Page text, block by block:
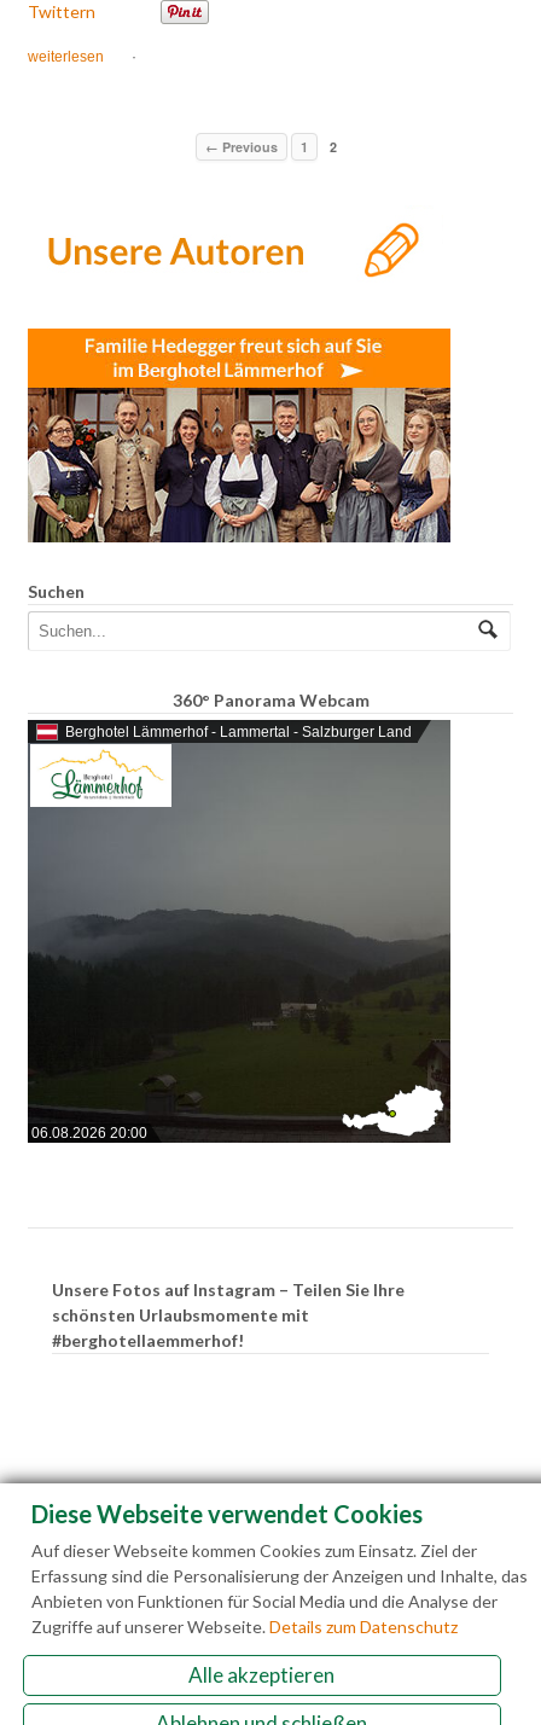
Twittern
weiterlesen ·
← Previous 1 2
Suchen
360° Panorama Webcam
Berghotel Lämmerhof - Lammertal - Salzburger Land
06.08.2026 20:00
Unsere Fotos auf Instagram – Teilen Sie Ihre
schönsten Urlaubsmomente mit
#berghotellaemmerhof!
Familie Hedegger Lämmerhofweg 2 A-5522 St.
Diese Webseite verwendet Cookies
Auf dieser Webseite kommen Cookies zum Einsatz. Ziel der
Erfassung sind die Personalisierung der Anzeigen und Inhalte, das
Anbieten von Funktionen für Social Media und die Analyse der
Zugriffe auf unserer Webseite.Details zum Datenschutz
Alle akzeptieren